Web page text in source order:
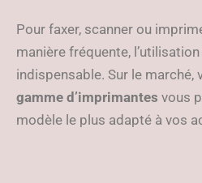
Pour faxer, scanner ou
manière fréquente, l’utilisation
indispensable. Sur le marché,
gamme d’imprimantes vous
modèle le plus adapté à vos